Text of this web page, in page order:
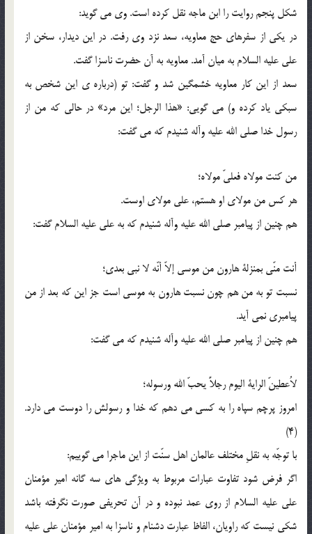
شکل پنجم روایت را ابن ماجه نقل کرده است. وى مى گوید:
در یکى از سفرهاى حج معاویه، سعد نزد وى رفت. در این دیدار، سخن از
على علیه السلام به میان آمد. معاویه به آن حضرت ناسزا گفت.
سعد از این کار معاویه خشمگین شد و گفت: تو (درباره ی این شخص به
سبکى یاد کرده و) مى گویى: «هذا الرجل؛ این مرد» در حالى که من از
رسول خدا صلى الله علیه وآله شنیدم که مى گفت:
من کنت مولاه فعلیّ مولاه؛
هر کس من مولاى او هستم، على مولاى اوست.
هم چنین از پیامبر صلى الله علیه وآله شنیدم که به على علیه السلام گفت:
أنت منّی بمنزلة هارون من موسى إلاّ أنّه لا نبی بعدی؛
نسبت تو به من هم چون نسبت هارون به موسى است جز این که بعد از من
پیامبرى نمى آید.
هم چنین از پیامبر صلى الله علیه وآله شنیدم که مى گفت:
لاُعطینّ الرایة الیوم رجلاً یحبّ الله ورسوله؛
امروز پرچم سپاه را به کسى مى دهم که خدا و رسولش را دوست مى دارد.
(4)
با توجّه به نقلِ مختلف عالمان اهل سنّت از این ماجرا مى گوییم:
اگر فرض شود تفاوت عبارات مربوط به ویژگى هاى سه گانه امیر مؤمنان
على علیه السلام از روى عمد نبوده و در آن تحریفى صورت نگرفته باشد
شکى نیست که راویان، الفاظ عبارت دشنام و ناسزا به امیر مؤمنان على علیه